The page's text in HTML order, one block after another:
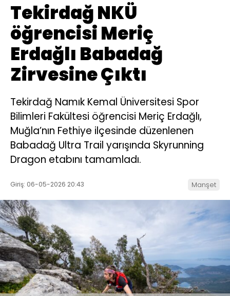
Tekirdağ NKÜ
öğrencisi Meriç
Erdağlı Babadağ
Zirvesine Çıktı
Tekirdağ Namık Kemal Üniversitesi Spor
Bilimleri Fakültesi öğrencisi Meriç Erdağlı,
Muğla’nın Fethiye ilçesinde düzenlenen
Babadağ Ultra Trail yarışında Skyrunning
Dragon etabını tamamladı.
Giriş: 06-05-2026 20:43 Manşet